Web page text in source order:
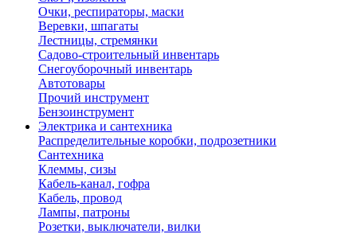
Очки, респираторы, маски
Веревки, шпагаты
Лестницы, стремянки
Садово-строительный инвентарь
Снегоуборочный инвентарь
Автотовары
Прочий инструмент
Бензоинструмент
Электрика и сантехника
Распределительные коробки, подрозетники
Сантехника
Клеммы, сизы
Кабель-канал, гофра
Кабель, провод
Лампы, патроны
Розетки, выключатели, вилки